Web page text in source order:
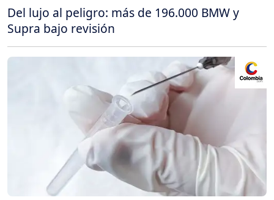
Del lujo al peligro: más de 196.000 BMW y
Supra bajo revisión